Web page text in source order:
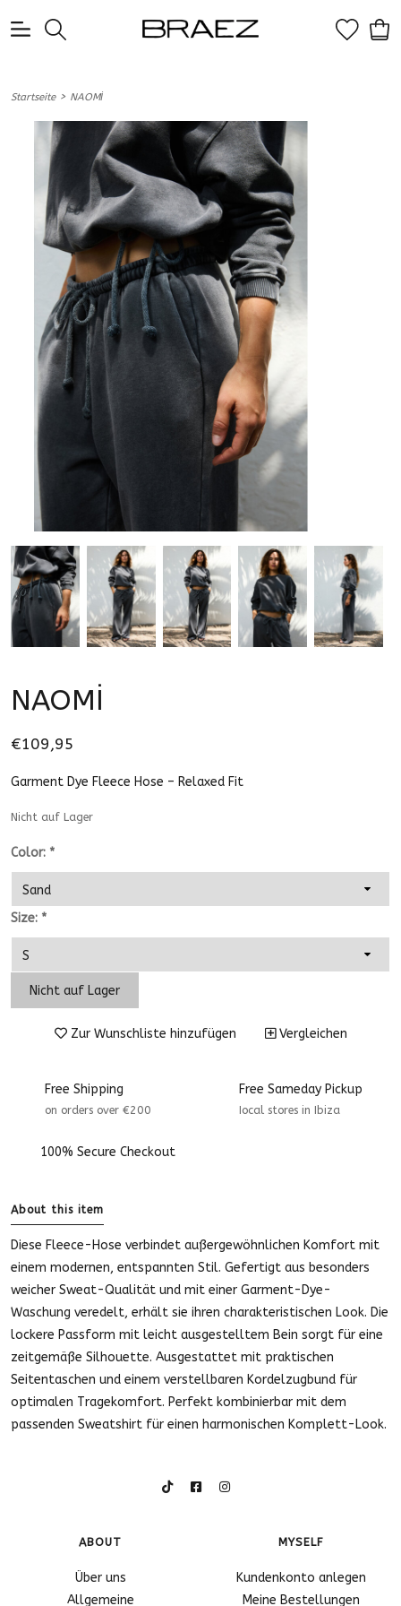
Startseite> NAOMİ
NAOMİ
€109,95
Garment Dye Fleece Hose – Relaxed Fit
Nicht auf Lager
Color: *
Size: *
Nicht auf Lager
Zur Wunschliste hinzufügen Vergleichen
Free Shipping
on orders over €200
Free Sameday Pickup
Iocal stores in Ibiza
100% Secure Checkout
About this item
Diese Fleece-Hose verbindet außergewöhnlichen Komfort mit
einem modernen, entspannten Stil. Gefertigt aus besonders
weicher Sweat-Qualität und mit einer Garment-Dye-
Waschung veredelt, erhält sie ihren charakteristischen Look. Die
lockere Passform mit leicht ausgestelltem Bein sorgt für eine
zeitgemäße Silhouette. Ausgestattet mit praktischen
Seitentaschen und einem verstellbaren Kordelzugbund für
optimalen Tragekomfort. Perfekt kombinierbar mit dem
passenden Sweatshirt für einen harmonischen Komplett-Look.
ABOUT
Über uns
Allgemeine
MYSELF
Kundenkonto anlegen
Meine Bestellungen